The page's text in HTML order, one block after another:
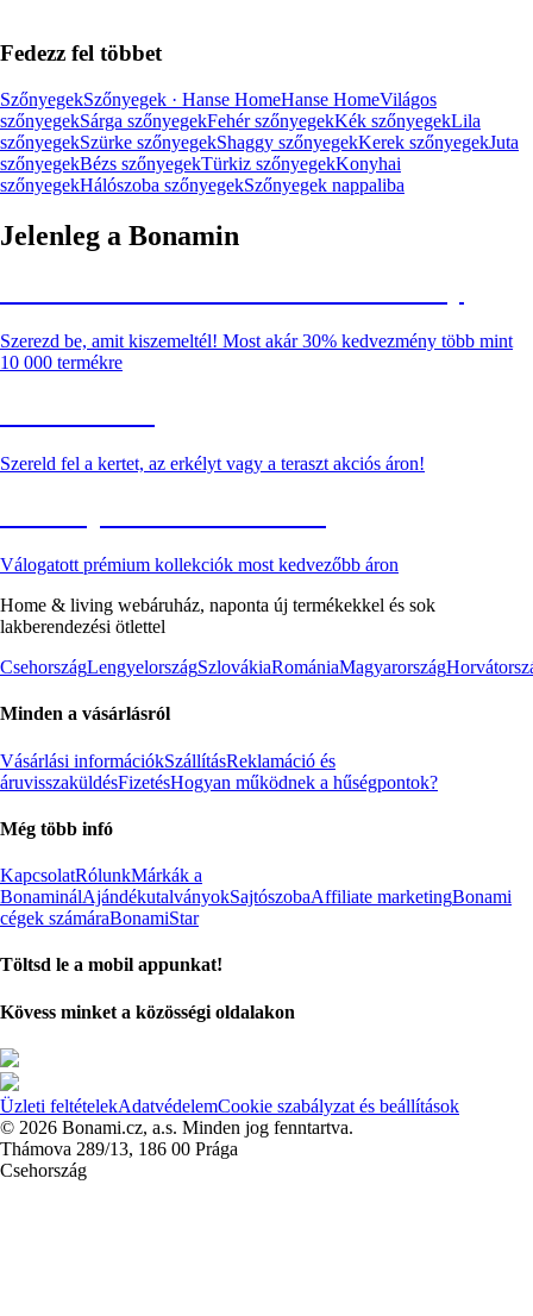
Fedezz fel többet
SzőnyegekSzőnyegek · Hanse HomeHanse HomeVilágos
szőnyegekSárga szőnyegekFehér szőnyegekKék szőnyegekLila
szőnyegekSzürke szőnyegekShaggy szőnyegekKerek szőnyegekJuta
szőnyegekBézs szőnyegekTürkiz szőnyegekKonyhai
szőnyegekHálószoba szőnyegekSzőnyegek nappaliba
Jelenleg a Bonamin
Szerezd be, amit kiszemeltél! Most akár 30% kedvezmény több mint
10 000 termékre
Szereld fel a kertet, az erkélyt vagy a teraszt akciós áron!
Válogatott prémium kollekciók most kedvezőbb áron
Home & living webáruház, naponta új termékekkel és sok
lakberendezési ötlettel
CsehországLengyelországSzlovákiaRomániaMagyarország
Minden a vásárlásról
Vásárlási információkSzállításReklamáció és
áruvisszaküldésFizetésHogyan működnek a hűségpontok?
Még több infó
KapcsolatRólunkMárkák a
BonaminálAjándékutalványokSajtószobaAffiliate marketingBonami
cégek számáraBonamiStar
Töltsd le a mobil appunkat!
Kövess minket a közösségi oldalakon
Üzleti feltételekAdatvédelemCookie szabályzat és beállítások
© 2026 Bonami.cz, a.s. Minden jog fenntartva.
Thámova 289/13, 186 00 Prága
Csehország